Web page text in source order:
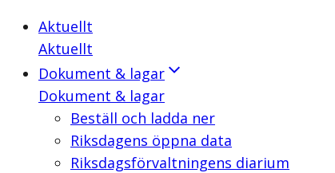
Aktuellt
Aktuellt
Dokument & lagar
Dokument & lagar
Beställ och ladda ner
Riksdagens öppna data
Riksdagsförvaltningens diarium